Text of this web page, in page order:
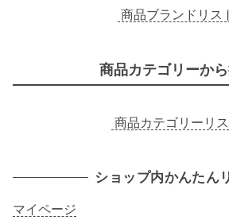
商品ブランドリス
商品カテゴリーか
商品カテゴリーリス
ショップ内かんたん
マイページ